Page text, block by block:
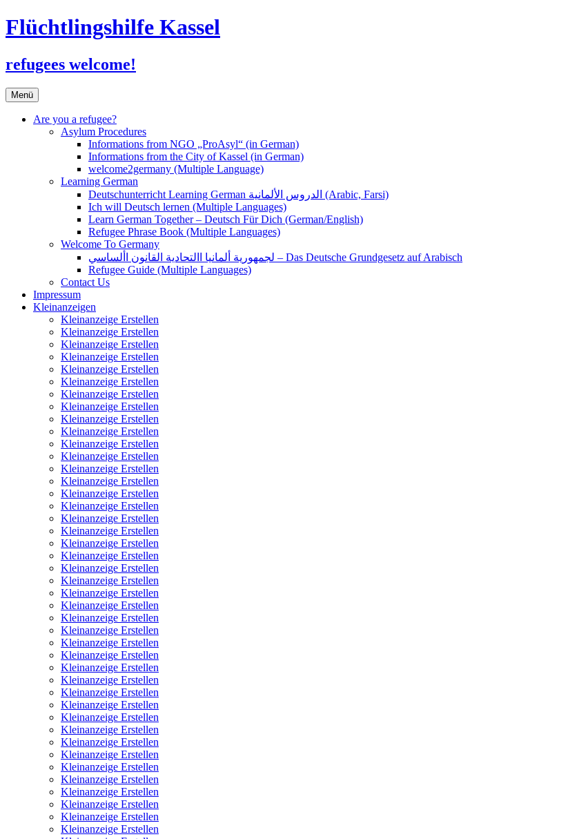
Flüchtlingshilfe Kassel
refugees welcome!
Menü Zum
Inhalt
springen
Are you a refugee?
Asylum Procedures
Informations from NGO „ProAsyl“ (in German)
Informations from the City of Kassel (in German)
welcome2germany (Multiple Language)
Learning German
Deutschunterricht Learning German الدروس الألمانية (Arabic, Farsi)
Ich will Deutsch lernen (Multiple Languages)
Learn German Together – Deutsch Für Dich (German/English)
Refugee Phrase Book (Multiple Languages)
Welcome To Germany
لجمهورية ألمانيا االتحادية القانون األساسي – Das Deutsche Grundgesetz auf Arabisch
Refugee Guide (Multiple Languages)
Contact Us
Impressum
Kleinanzeigen
Kleinanzeige Erstellen
Kleinanzeige Erstellen
Kleinanzeige Erstellen
Kleinanzeige Erstellen
Kleinanzeige Erstellen
Kleinanzeige Erstellen
Kleinanzeige Erstellen
Kleinanzeige Erstellen
Kleinanzeige Erstellen
Kleinanzeige Erstellen
Kleinanzeige Erstellen
Kleinanzeige Erstellen
Kleinanzeige Erstellen
Kleinanzeige Erstellen
Kleinanzeige Erstellen
Kleinanzeige Erstellen
Kleinanzeige Erstellen
Kleinanzeige Erstellen
Kleinanzeige Erstellen
Kleinanzeige Erstellen
Kleinanzeige Erstellen
Kleinanzeige Erstellen
Kleinanzeige Erstellen
Kleinanzeige Erstellen
Kleinanzeige Erstellen
Kleinanzeige Erstellen
Kleinanzeige Erstellen
Kleinanzeige Erstellen
Kleinanzeige Erstellen
Kleinanzeige Erstellen
Kleinanzeige Erstellen
Kleinanzeige Erstellen
Kleinanzeige Erstellen
Kleinanzeige Erstellen
Kleinanzeige Erstellen
Kleinanzeige Erstellen
Kleinanzeige Erstellen
Kleinanzeige Erstellen
Kleinanzeige Erstellen
Kleinanzeige Erstellen
Kleinanzeige Erstellen
Kleinanzeige Erstellen